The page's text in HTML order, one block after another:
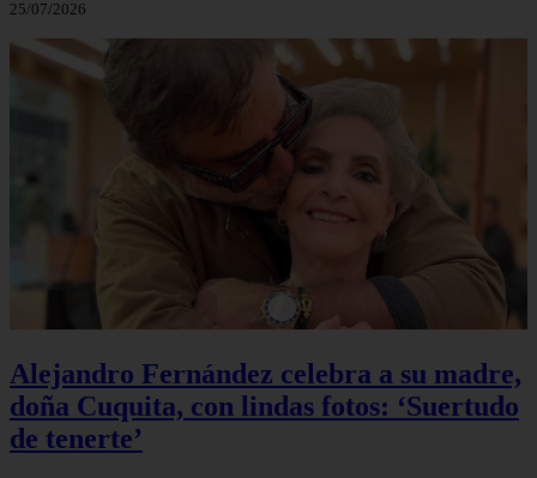
25/07/2026
Alejandro Fernández celebra a su madre,
doña Cuquita, con lindas fotos: ‘Suertudo
de tenerte’